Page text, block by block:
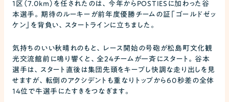
1区（7.0km）を任されたのは、今年からPOSTIESに加わった谷
本選手。期待のルーキーが前年度優勝チームの証「ゴールドゼッ
ケン」を背負い、スタートラインに立ちました。
気持ちのいい秋晴れのもと、レース開始の号砲が松島町文化観
光交流館前に鳴り響くと、全24チームが一斉にスタート。谷本
選手は、スタート直後は集団先頭をキープし快調な走り出しを見
せますが、転倒のアクシデントも重なりトップから60秒差の全体
14位で牛選手にたすきをつなぎます。